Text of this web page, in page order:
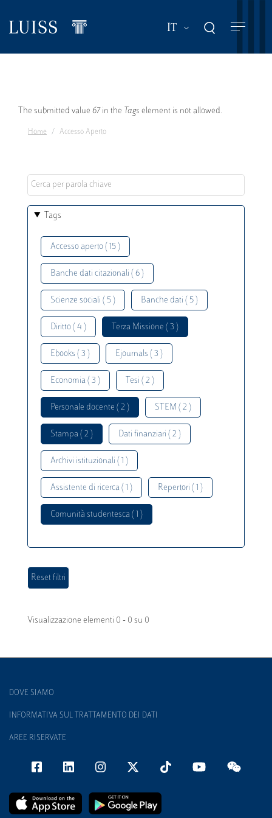
contenuto
IT Mostra ulteriori
Messaggio
di
The submitted value 67 in the Tags element is not allowed.
Home Accesso Aperto
Tags
Accesso aperto ( 15 )
Banche dati citazionali ( 6 )
Scienze sociali ( 5 ) Banche dati ( 5 )
Diritto ( 4 ) Terza Missione ( 3 )
Ebooks ( 3 ) Ejournals ( 3 )
Economia ( 3 ) Tesi ( 2 )
Personale docente ( 2 ) STEM ( 2 )
Stampa ( 2 ) Dati finanziari ( 2 )
Archivi istituzionali ( 1 )
Assistente di ricerca ( 1 ) Repertori ( 1 )
Comunità studentesca ( 1 )
Visualizzazione elementi 0 - 0 su 0
DOVE SIAMO
INFORMATIVA SUL TRATTAMENTO DEI DATI
AREE RISERVATE